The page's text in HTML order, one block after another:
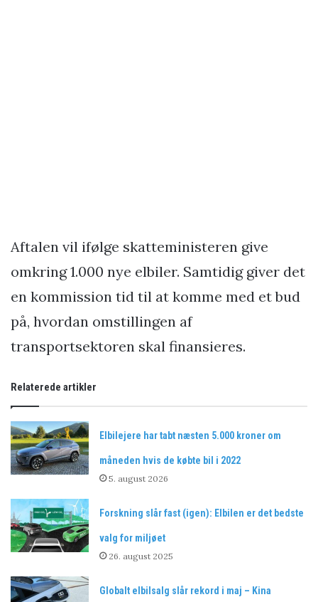
Aftalen vil ifølge skatteministeren give
omkring 1.000 nye elbiler. Samtidig giver det
en kommission tid til at komme med et bud
på, hvordan omstillingen af
transportsektoren skal finansieres.
Relaterede artikler
Elbilejere har tabt næsten 5.000 kroner om
måneden hvis de købte bil i 2022
5. august 2026
Forskning slår fast (igen): Elbilen er det bedste
valg for miljøet
26. august 2025
Globalt elbilsalg slår rekord i maj – Kina